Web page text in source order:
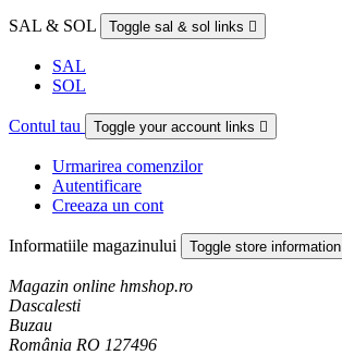
SAL & SOL Toggle sal & sol links 
SAL
SOL
Contul tau Toggle your account links 
Urmarirea comenzilor
Autentificare
Creeaza un cont
Informatiile magazinului Toggle store information
Magazin online hmshop.ro
Dascalesti
Buzau
România RO 127496